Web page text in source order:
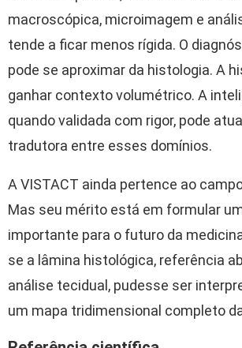
macroscópica, microimagem e
tende a ficar menos rígida. O
pode se aproximar da histologia. A
ganhar contexto volumétrico. A
quando validada com rigor, pode
tradutora entre esses domínios.
A VISTACT ainda pertence ao
Mas seu mérito está em formular
importante para o futuro da
se a lâmina histológica, referência
análise tecidual, pudesse ser
um mapa tridimensional completo